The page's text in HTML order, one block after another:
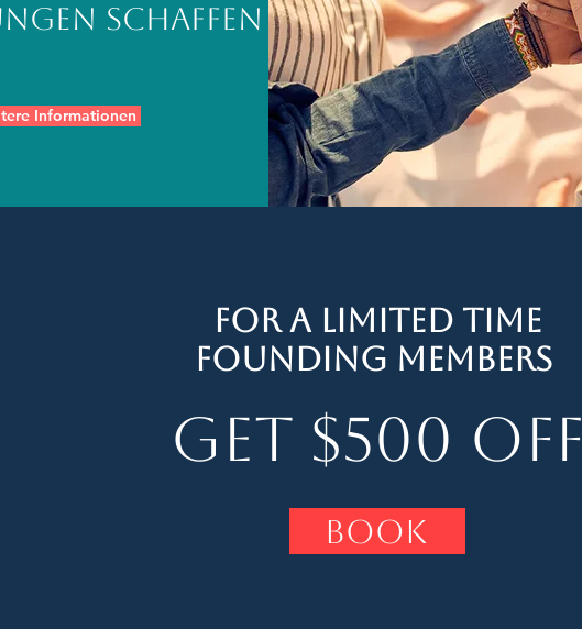
schaffen
Informationen
For A Limited Time
Founding Members
Get $500 Off
Book